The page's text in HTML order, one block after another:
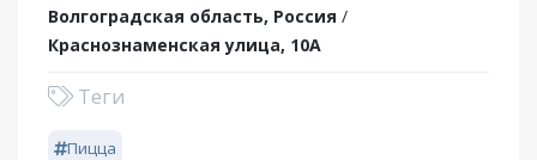
Волгоградская область, Россия /
Краснознаменская улица, 10А
Теги
Пицца